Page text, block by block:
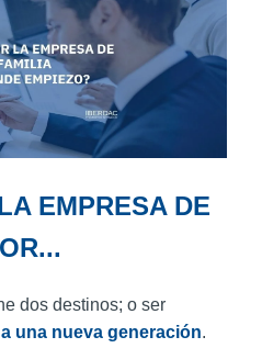
EMPRESA DE
dos destinos; o ser
una nueva generación.